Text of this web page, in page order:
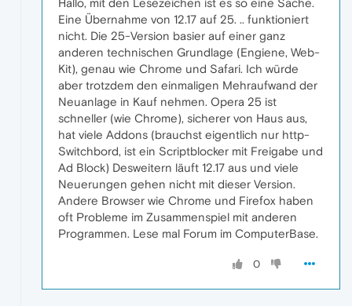
Eine Übernahme von 12.17 auf 25. .. funktioniert
nicht. Die 25-Version basier auf einer ganz
anderen technischen Grundlage (Engiene, Web-
Kit), genau wie Chrome und Safari. Ich würde
aber trotzdem den einmaligen Mehraufwand der
Neuanlage in Kauf nehmen. Opera 25 ist
schneller (wie Chrome), sicherer von Haus aus,
hat viele Addons (brauchst eigentlich nur http-
Switchbord, ist ein Scriptblocker mit Freigabe und
Ad Block) Desweitern läuft 12.17 aus und viele
Neuerungen gehen nicht mit dieser Version.
Andere Browser wie Chrome und Firefox haben
oft Probleme im Zusammenspiel mit anderen
Programmen. Lese mal Forum im ComputerBase.
0